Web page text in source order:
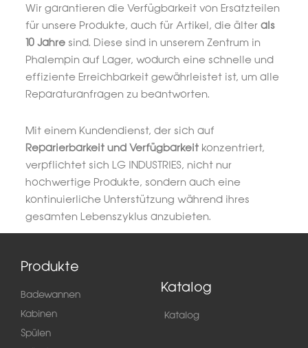
Wir garantieren die Verfügbarkeit von Ersatzteilen
für unsere Produkte, auch für Artikel, die älter als
10 Jahresind. Diese sind in unserem Zentrum in
Phalempin auf Lager, wodurch eine schnelle und
effiziente Erreichbarkeit gewährleistet ist, um alle
Reparaturanfragen zu beantworten.
Mit einem Kundendienst, der sich auf
Reparierbarkeit und Verfügbarkeitkonzentriert,
verpflichtet sich LG INDUSTRIES, nicht nur
hochwertige Produkte, sondern auch eine
kontinuierliche Unterstützung während ihres
gesamten Lebenszyklus anzubieten.
Produkte
Badewannen
Kabinen
Spülen
Katalog
Katalog